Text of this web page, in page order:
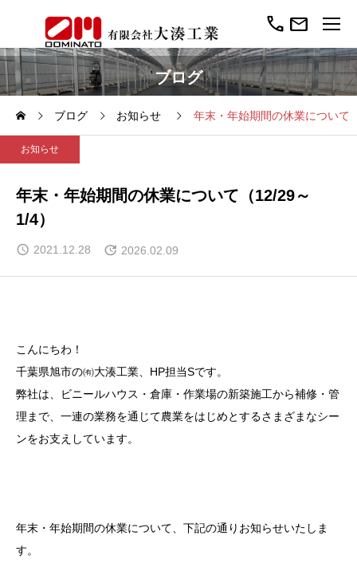
call mail
ブログ
ブログ お知らせ 年末・年始期間の休業について
お知らせ
年末・年始期間の休業について（12/29～
1/4）
2021.12.28 2026.02.09
こんにちわ！
千葉県旭市の㈲大湊工業、HP担当Sです。
弊社は、ビニールハウス・倉庫・作業場の新築施工から補修・管
理まで、一連の業務を通じて農業をはじめとするさまざまなシー
ンをお支えしています。
年末・年始期間の休業について、下記の通りお知らせいたしま
す。